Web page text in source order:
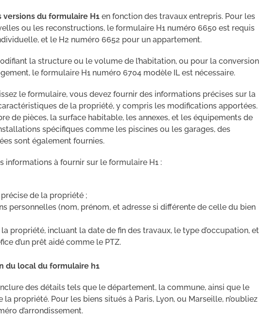
versions du formulaire H1 en fonction des travaux entrepris. Pour les
ou les reconstructions, le formulaire H1 numéro 6650 est requis
et le H2 numéro 6652 pour un appartement.
la structure ou le volume de l’habitation, ou pour la conversion
le formulaire H1 numéro 6704 modèle IL est nécessaire.
le formulaire, vous devez fournir des informations précises sur la
de la propriété, y compris les modifications apportées.
de pièces, la surface habitable, les annexes, et les équipements de
spécifiques comme les piscines ou les garages, des
sont également fournies.
informations à fournir sur le formulaire H1 :
de la propriété ;
personnelles (nom, prénom, et adresse si différente de celle du bien
propriété, incluant la date de fin des travaux, le type d’occupation, et
d’un prêt aidé comme le PTZ.
du local du formulaire h1
des détails tels que le département, la commune, ainsi que le
la propriété. Pour les biens situés à Paris, Lyon, ou Marseille, n’oubliez
d’arrondissement.